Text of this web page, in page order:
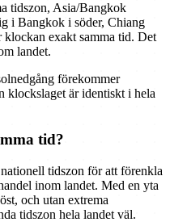
tidszon, Asia/Bangkok
i Bangkok i söder, Chiang
exakt samma tid. Det
landet.
förekommer
klockslaget är identiskt i hela
tid?
tidszon för att förenkla
inom landet. Med en yta
och utan extrema
tidszon hela landet väl.